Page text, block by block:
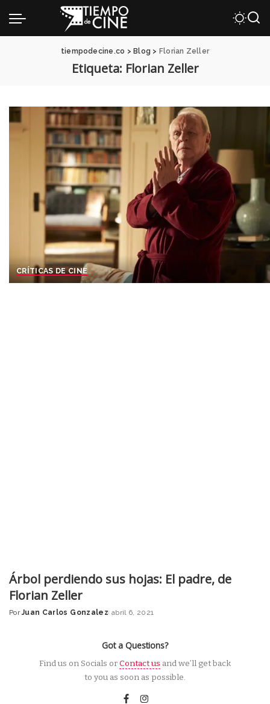
tiempodecine.co > Blog > Florian Zeller
Etiqueta: Florian Zeller
CRÍTICAS DE CINE
Árbol perdiendo sus hojas: El padre, de
Florian Zeller
Posted
Por Juan Carlos Gonzalez abril 6, 2021
Got a Questions?
Find us on Socials orContact us and we’ll get back
to you as soon as possible.